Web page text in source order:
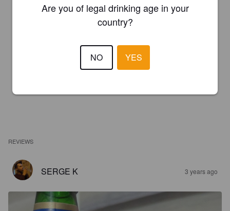
REVIEWS
SERGE K 3 years ago
Are you of legal drinking age in your
country?
NO YES